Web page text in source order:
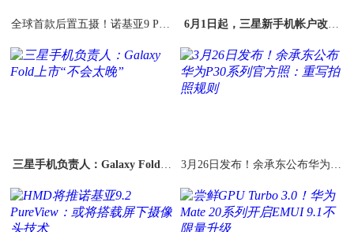
全球首款后置五摄！诺基亚9 Pure
6月1日起，三星新手机帐户改为
三星手机负责人：Galaxy Fold上
3月26日发布！余承东公布华为P3